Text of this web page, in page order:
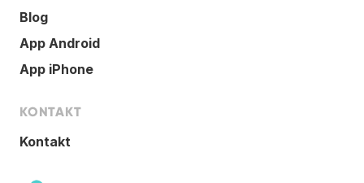
Blog
App Android
App iPhone
KONTAKT
Kontakt